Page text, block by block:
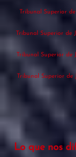
Tribunal Superior
Tribunal Superior de
Tribunal Superior de
Tribunal Superior de
Lo que nos